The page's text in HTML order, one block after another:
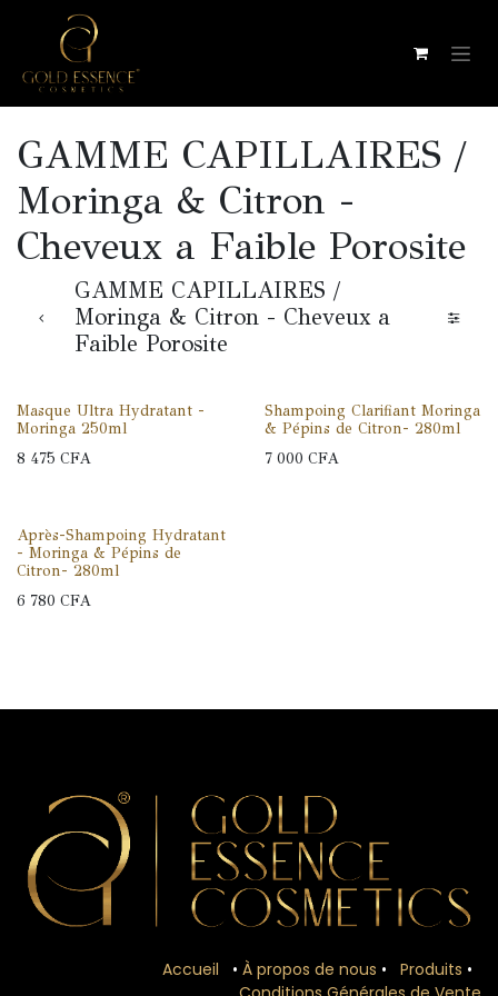
GAMME CAPILLAIRES /
Moringa & Citron -
Cheveux a Faible Porosite
GAMME CAPILLAIRES /
Moringa & Citron - Cheveux a
Faible Porosite
Masque Ultra Hydratant -
Moringa 250ml
8 475 CFA
Shampoing Clarifiant Moringa
& Pépins de Citron- 280ml
7 000 CFA
Après-Shampoing Hydratant
- Moringa & Pépins de
Citron- 280ml
6 780 CFA
Accueil • À propos de nous • Produits •